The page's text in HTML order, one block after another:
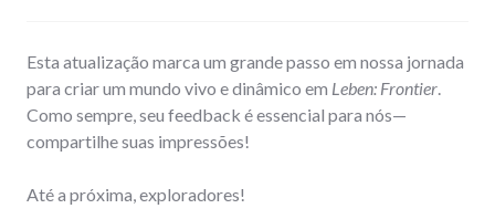
Esta atualização marca um grande passo em nossa jornada
para criar um mundo vivo e dinâmico em Leben: Frontier.
Como sempre, seu feedback é essencial para nós—
compartilhe suas impressões!
Até a próxima, exploradores!